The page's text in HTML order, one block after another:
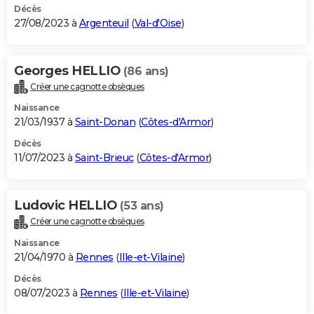
Décès
27/08/2023 à Argenteuil (Val-d'Oise)
Georges HELLIO (86 ans)
Créer une cagnotte obsèques
Naissance
21/03/1937 à Saint-Donan (Côtes-d'Armor)
Décès
11/07/2023 à Saint-Brieuc(Côtes-d'Armor)
Ludovic HELLIO (53 ans)
Créer une cagnotte obsèques
Naissance
21/04/1970 à Rennes (Ille-et-Vilaine)
Décès
08/07/2023 à Rennes (Ille-et-Vilaine)